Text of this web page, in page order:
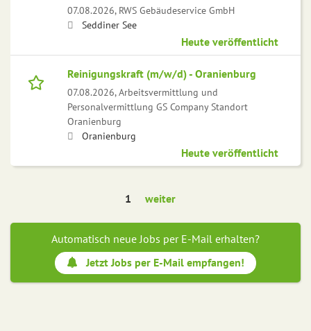
07.08.2026, RWS Gebäudeservice GmbH
Seddiner See
Heute veröffentlicht
Reinigungskraft (m/w/d) - Oranienburg
07.08.2026,Arbeitsvermittlung und
Personalvermittlung GS Company Standort
Oranienburg
Oranienburg
Heute veröffentlicht
1 weiter
Automatisch neue Jobs per E-Mail erhalten?
Jetzt Jobs per E-Mail empfangen!